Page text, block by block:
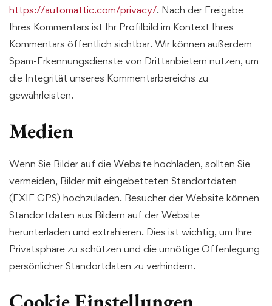
https://automattic.com/privacy/. Nach der Freigabe
Ihres Kommentars ist Ihr Profilbild im Kontext Ihres
Kommentars öffentlich sichtbar. Wir können außerdem
Spam-Erkennungsdienste von Drittanbietern nutzen, um
die Integrität unseres Kommentarbereichs zu
gewährleisten.
Medien
Wenn Sie Bilder auf die Website hochladen, sollten Sie
vermeiden, Bilder mit eingebetteten Standortdaten
(EXIF GPS) hochzuladen. Besucher der Website können
Standortdaten aus Bildern auf der Website
herunterladen und extrahieren. Dies ist wichtig, um Ihre
Privatsphäre zu schützen und die unnötige Offenlegung
persönlicher Standortdaten zu verhindern.